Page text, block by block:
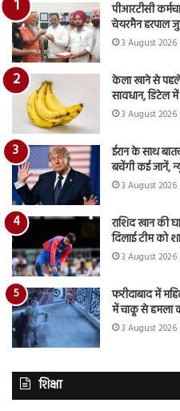
पीआरटीसी
चेयरमैन हरपाल
3 August 2026
केला खाने से पहले
सावधान, डिटेल
3 August 2026
ईरान के साथ
बचेंगी कई जानें,
3 August 2026
राशिद खान की
दिलाई टीम को
3 August 2026
फरीदाबाद में
में चाकू से हमला
3 August 2026
शिक्षा